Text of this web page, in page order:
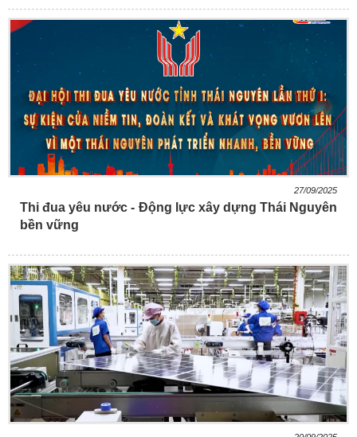
27/09/2025
Thi đua yêu nước - Động lực xây dựng Thái Nguyên
bền vững